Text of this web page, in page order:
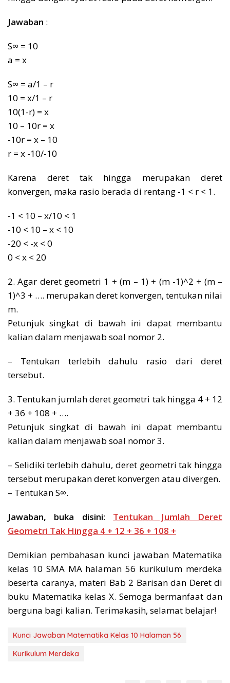
Jawaban :
S∞ = 10
a = x
S∞ = a/1 – r
10 = x/1 – r
10(1-r) = x
10 – 10r = x
-10r = x – 10
r = x -10/-10
Karena deret tak hingga merupakan deret
konvergen, maka rasio berada di rentang -1 < r < 1.
-1 < 10 – x/10 < 1
-10 < 10 – x < 10
-20 < -x < 0
0 < x < 20
2. Agar deret geometri 1 + (m – 1) + (m -1)^2 + (m –
1)^3 + …. merupakan deret konvergen, tentukan nilai
m.
Petunjuk singkat di bawah ini dapat membantu
kalian dalam menjawab soal nomor 2.
– Tentukan terlebih dahulu rasio dari deret
tersebut.
3. Tentukan jumlah deret geometri tak hingga 4 + 12
+ 36 + 108 + ….
Petunjuk singkat di bawah ini dapat membantu
kalian dalam menjawab soal nomor 3.
– Selidiki terlebih dahulu, deret geometri tak hingga
tersebut merupakan deret konvergen atau divergen.
– Tentukan S∞.
Jawaban, buka disini: Tentukan Jumlah Deret
Geometri Tak Hingga 4 + 12 + 36 + 108 +
Demikian pembahasan kunci jawaban Matematika
kelas 10 SMA MA halaman 56 kurikulum merdeka
beserta caranya, materi Bab 2 Barisan dan Deret di
buku Matematika kelas X. Semoga bermanfaat dan
berguna bagi kalian. Terimakasih, selamat belajar!
Kunci Jawaban Matematika Kelas 10 Halaman 56
Kurikulum Merdeka